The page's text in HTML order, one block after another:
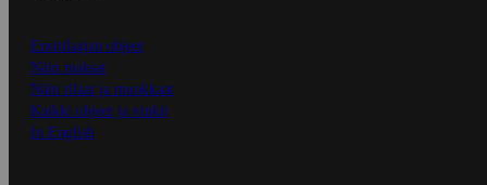
Ensitilaajan ohjeet
Näin maksat
Näin tilaat ja muokkaat
Kaikki ohjeet ja vinkit
In English